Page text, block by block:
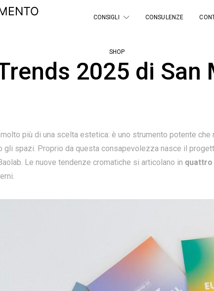
CONSIGLI CONSULENZE
SHOP
2025 di San
più di una scelta estetica: è uno strumento potente
gli spazi. Proprio da questa consapevolezza nasce il
Le nuove tendenze cromatiche si articolano in